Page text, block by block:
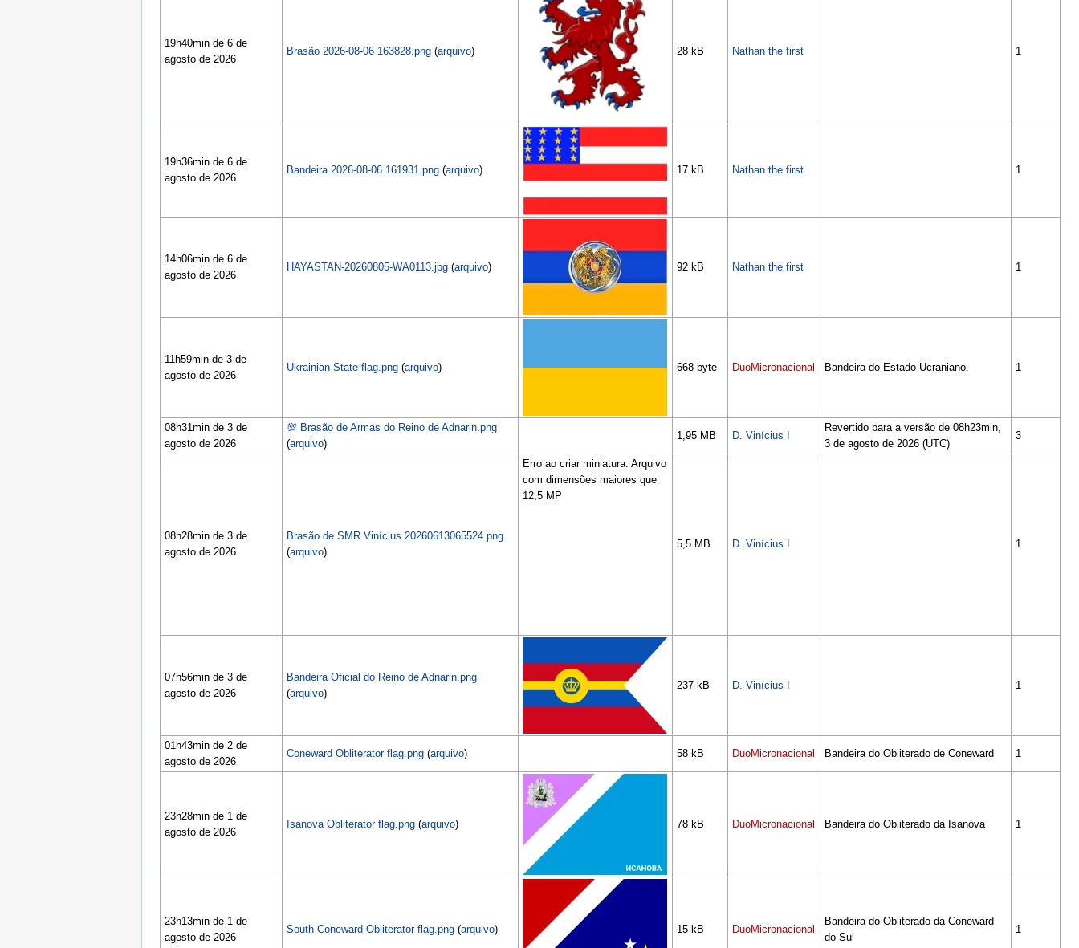
19h40min de 6 de
agosto de 2026
Brasão 2026-08-06 163828.png (arquivo) 28 kB Nathan the first 1
19h36min de 6 de
agosto de 2026
Bandeira 2026-08-06 161931.png (arquivo) 17 kB Nathan the first 1
14h06min de 6 de
agosto de 2026
HAYASTAN-20260805-WA0113.jpg (arquivo) 92 kB Nathan the first 1
11h59min de 3 de
agosto de 2026
Ukrainian State flag.png (arquivo) 668 byte DuoMicronacional Bandeira do Estado Ucraniano. 1
08h31min de 3 de
agosto de 2026
💯 Brasão de Armas do Reino de Adnarin.png
(arquivo)
1,95 MB D. Vinícius I
Revertido para a versão de 08h23min,
3 de agosto de 2026 (UTC)
3
08h28min de 3 de
agosto de 2026
Brasão de SMR Vinícius 20260613065524.png
(arquivo)
Erro ao criar miniatura: Arquivo
com dimensões maiores que
12,5 MP
5,5 MB D. Vinícius I 1
07h56min de 3 de
agosto de 2026
Bandeira Oficial do Reino de Adnarin.png
(arquivo)
237 kB D. Vinícius I 1
01h43min de 2 de
agosto de 2026
Coneward Obliterator flag.png (arquivo) 58 kB DuoMicronacional Bandeira do Obliterado de Coneward 1
23h28min de 1 de
agosto de 2026
Isanova Obliterator flag.png (arquivo) 78 kB DuoMicronacional Bandeira do Obliterado da Isanova 1
23h13min de 1 de
agosto de 2026
South Coneward Obliterator flag.png (arquivo) 15 kB DuoMicronacional
Bandeira do Obliterado da Coneward
do Sul
1